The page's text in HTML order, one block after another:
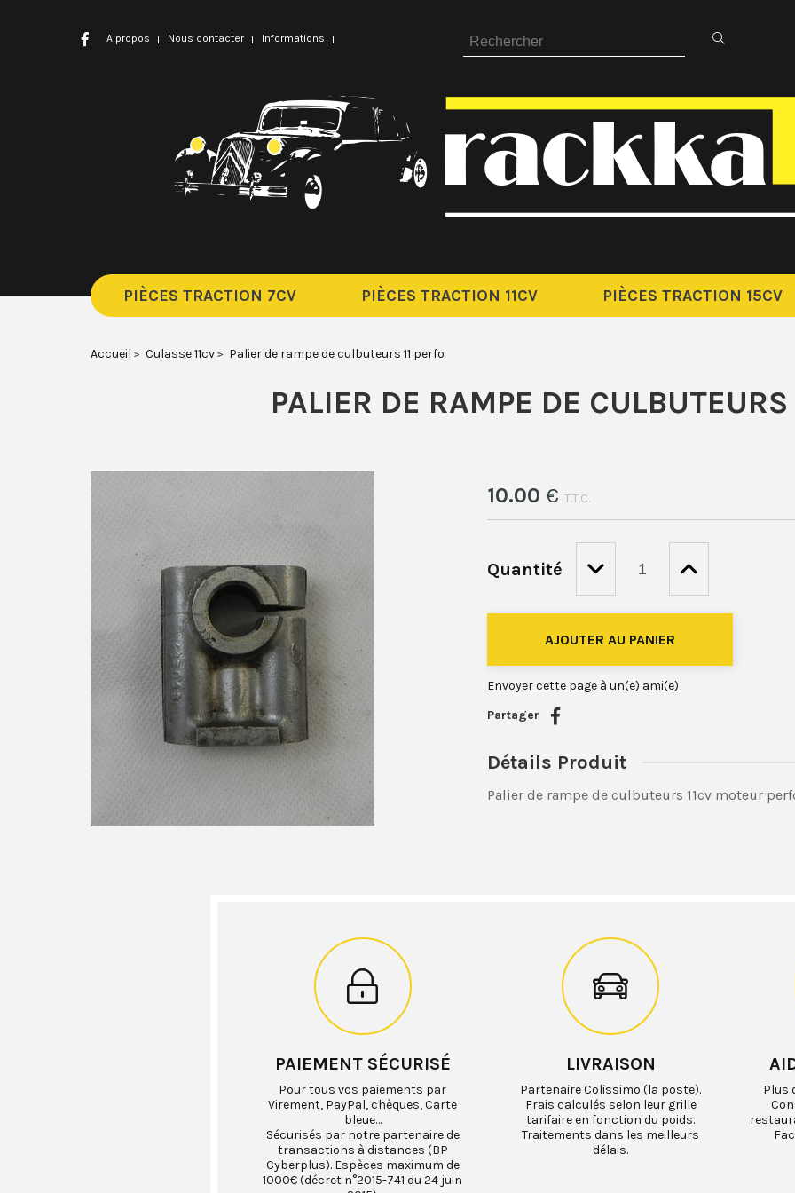
PIÈCES TRACTION 7CV PIÈCES TRACTION 11CV PIÈCES TRACTION 15CV
Accueil Culasse 11cv Palier de rampe de culbuteurs 11 perfo
PALIER DE RAMPE DE CULBUTEURS
10.00 €T.T.C.
Quantité
Envoyer cette page à un(e) ami(e)
Partager
Détails Produit
Palier de rampe de culbuteurs 11cv moteur
A propos Nous contacter Informations
PAIEMENT SÉCURISÉ
Pour tous vos paiements par
Virement, PayPal, chèques, Carte
bleue…
Sécurisés par notre partenaire de
transactions à distances (BP
Cyberplus). Espèces maximum de
1000€ (décret n°2015-741 du 24 juin
LIVRAISON
Partenaire Colissimo (la poste).
Frais calculés selon leur grille
tarifaire en fonction du poids.
Traitements dans les meilleurs
délais.
Plus